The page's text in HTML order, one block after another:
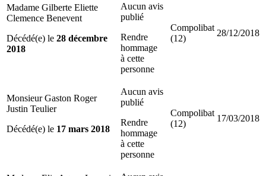
Madame Gilberte Eliette
Clemence Benevent
Décédé(e) le 28 décembre
2018
Aucun avis
publié
Rendre
hommage
à cette
personne
Compolibat
(12)
28/12/2018
Monsieur Gaston Roger
Justin Teulier
Décédé(e) le 17 mars 2018
Aucun avis
publié
Rendre
hommage
à cette
personne
Compolibat
(12)
17/03/2018